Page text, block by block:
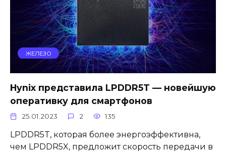
ЖЕЛЕЗО
Hynix представила LPDDR5T — новейшую
оперативку для смартфонов
25.01.2023 2 135
LPDDR5T, которая более энергоэффективна,
чем LPDDR5X, предложит скорость передачи в